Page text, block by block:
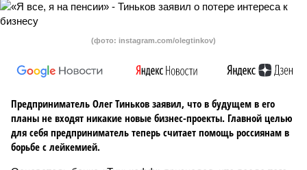
(фото: instagram.com/olegtinkov)
Предприниматель Олег Тиньков заявил, что в будущем в его
планы не входят никакие новые бизнес-проекты. Главной целью
для себя предприниматель теперь считает помощь россиянам в
борьбе с лейкемией.